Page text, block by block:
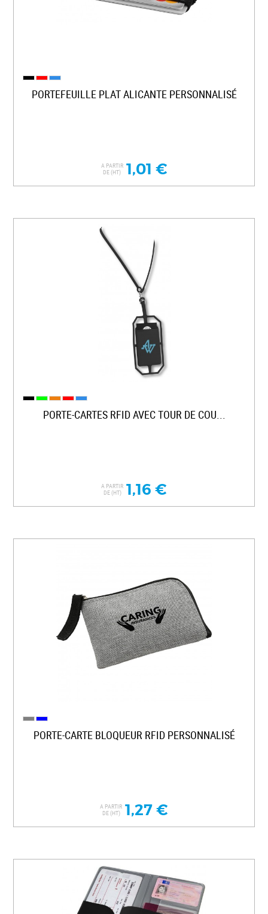
PORTEFEUILLE PLAT ALICANTE PERSONNALISÉ
A PARTIR
DE (HT) 1,01 €
PORTE-CARTES RFID AVEC TOUR DE COU...
A PARTIR
DE (HT) 1,16 €
PORTE-CARTE BLOQUEUR RFID PERSONNALISÉ
A PARTIR
DE (HT) 1,27 €